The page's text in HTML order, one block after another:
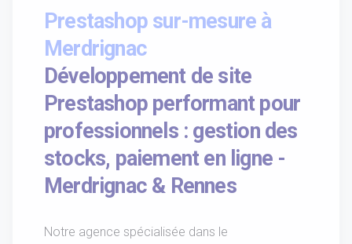
Prestashop sur-mesure à
Merdrignac
Développement de site
Prestashop performant pour
professionnels : gestion des
stocks, paiement en ligne -
Merdrignac & Rennes
Notre agence spécialisée dans le